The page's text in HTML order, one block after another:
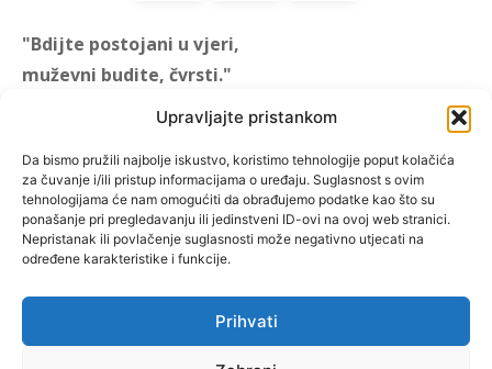
Upravljajte pristankom
Da bismo pružili najbolje iskustvo, koristimo tehnologije poput kolačića
za čuvanje i/ili pristup informacijama o uređaju. Suglasnost s ovim
tehnologijama će nam omogućiti da obrađujemo podatke kao što su
ponašanje pri pregledavanju ili jedinstveni ID-ovi na ovoj web stranici.
Nepristanak ili povlačenje suglasnosti može negativno utjecati na
određene karakteristike i funkcije.
Prihvati
"Bdijte postojani u vjeri,
muževni budite, čvrsti."
"Muževni budite" prvi je
hrvatski portal za katoličke
muškarce koji pokušava
reafirmirati u današnje
vrijeme itekako narušen
biblijski koncept muževnosti,
koji pokušavamo osvijetliti iz
više aspekata, prigodnih